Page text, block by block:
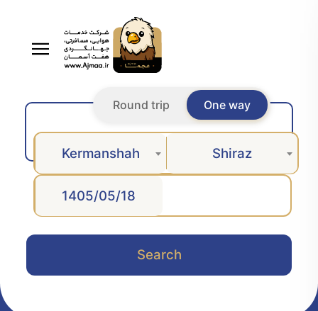
One way
Round trip
Kermanshah Shiraz
Search